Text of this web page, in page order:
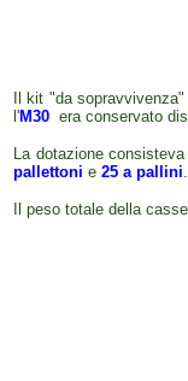
Il kit "da
l'M30 era conservato
La dotazione
pallettoni e 25 a pallini.
Il peso totale della